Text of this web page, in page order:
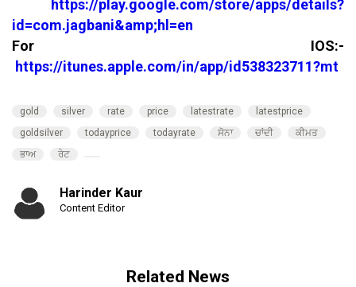
https://play.google.com/store/apps/details?
id=com.jagbani&amp;hl=en
For IOS:-
https://itunes.apple.com/in/app/id538323711?mt
gold silver rate price latestrate
latestprice
goldsilver
todayprice todayrate ਸੋਨਾ ਚਾਂਦੀ
ਕੀਮਤ
ਭਾਅ
ਰੇਟ
Harinder Kaur
Content Editor
Related News